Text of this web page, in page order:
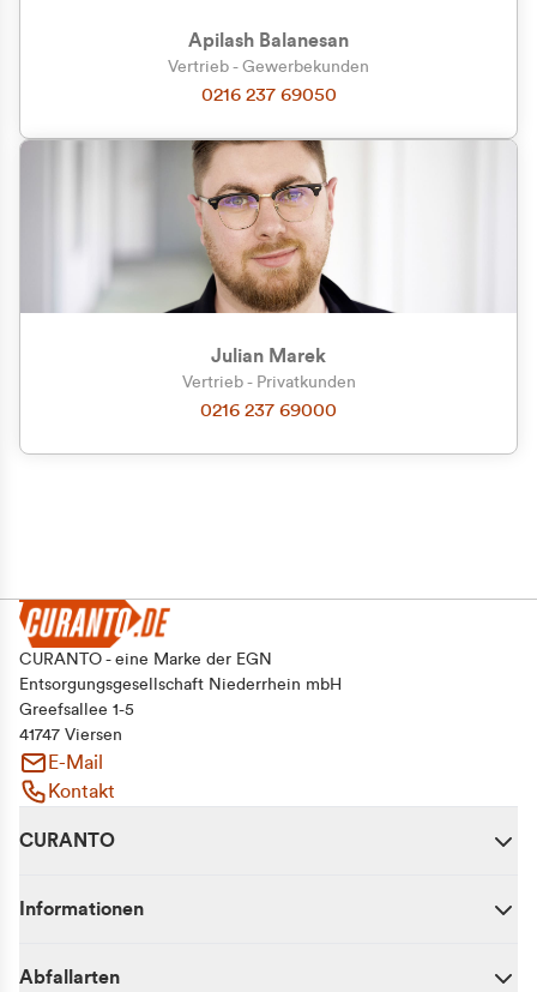
Apilash Balanesan
Vertrieb - Gewerbekunden
0216 237 69050
Julian Marek
Vertrieb - Privatkunden
0216 237 69000
CURANTO - eine Marke der EGN
Entsorgungsgesellschaft Niederrhein mbH
Greefsallee 1-5
41747 Viersen
E-Mail
Kontakt
CURANTO
Informationen
Abfallarten